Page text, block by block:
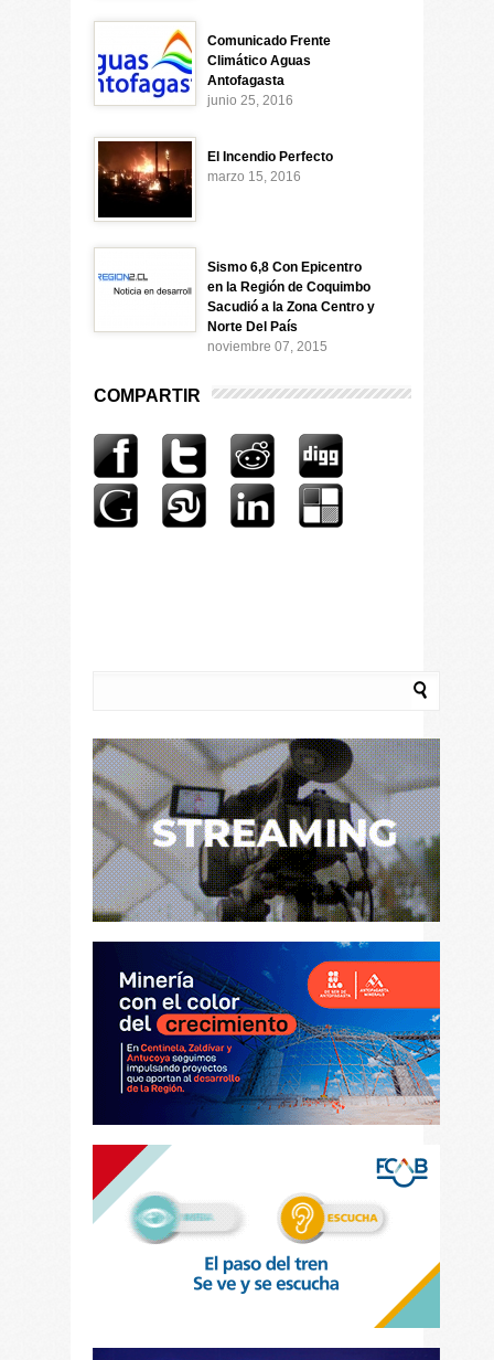
Comunicado Frente
Climático Aguas
Antofagasta
junio 25, 2016
El Incendio Perfecto
marzo 15, 2016
Sismo 6,8 Con Epicentro
en la Región de Coquimbo
Sacudió a la Zona Centro y
Norte Del País
noviembre 07, 2015
COMPARTIR